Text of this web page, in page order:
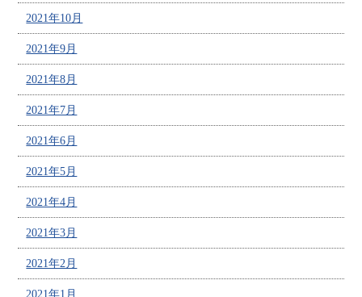
2021年10月
2021年9月
2021年8月
2021年7月
2021年6月
2021年5月
2021年4月
2021年3月
2021年2月
2021年1月